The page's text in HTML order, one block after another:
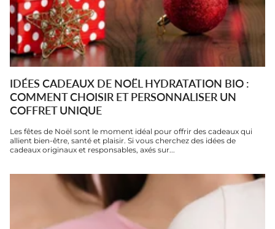
IDÉES CADEAUX DE NOËL HYDRATATION BIO :
COMMENT CHOISIR ET PERSONNALISER UN
COFFRET UNIQUE
Les fêtes de Noël sont le moment idéal pour offrir des cadeaux qui
allient bien-être, santé et plaisir. Si vous cherchez des idées de
cadeaux originaux et responsables, axés sur...